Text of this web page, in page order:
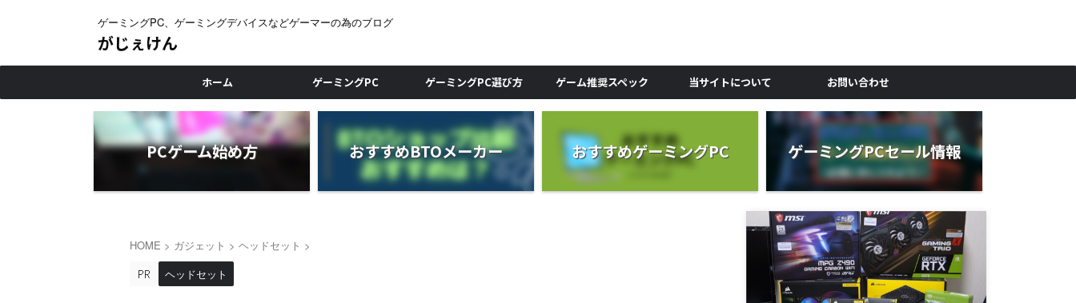
ゲーミングPC、ゲーミングデバイスなどゲーマーの為のブログ
がじぇけん
ホーム ゲーミングPC ゲーミングPC選び方 ゲーム推奨スペック 当サイトについて お問い合わせ
PCゲーム始め方 おすすめBTOメーカー おすすめゲーミングPC ゲーミングPCセール情報
HOME > ガジェット > ヘッドセット >
ヘッドセット